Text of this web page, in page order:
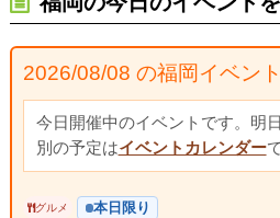
2026/08/08 の福岡イベント
今日開催中のイベントです。明
別の予定はイベントカレンダー
グルメ 本日限り